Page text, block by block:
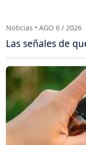
Noticias • AGO 6 / 2026
Las señales de